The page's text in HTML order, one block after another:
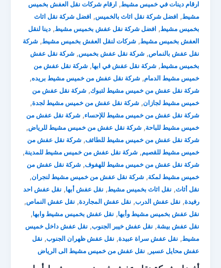
ارقام دينات في خميس مشيط, ارقام شركات نقل العفش بخميس
مشيط, افضل شركة نقل اثاث بالخميس, افضل شركة نقل اثاث
بخميس مشيط, افضل شركة نقل عفش بخميس مشيط,دينا لنقل
العفش بخميس مشيط,شركات لنقل العفش بخميس مشيط,شركة
نقل عفش بالنماص,شركة نقل عفش بخميس,شركة نقل عفش
بخميس مشيط,شركة نقل عفش في ابها,شركة نقل عفش من
خميس مشيط الدمام,شركة نقل عفش من خميس مشيط بريده,
شركة نقل عفش من خميس مشيط لتبوك,شركة نقل عفش من
خميس مشيط لجازان,شركة نقل عفش من خميس مشيط لجدة,
شركة نقل عفش من خميس مشيط للإحساء,شركة نقل عفش من
خميس مشيط للباحة,شركة نقل عفش من خميس مشيط للرياض,
شركة نقل عفش من خميس مشيط للطائف,شركة نقل عفش من
خميس مشيط للقصيم,شركة نقل عفش من خميس مشيط للمدينة,
شركة نقل عفش من خميس مشيط للهفوف,شركة نقل عفش من
خميس مشيط لمكة,شركة نقل عفش من خميس مشيط لنجران,
نقل أثاث, نقل اثاث بخميس مشيط, نقل عفش أبها, نقل عفش احد
رفيدة, نقل عفش الدرب, نقل عفش المجاردة, نقل عفش النماص,
نقل عفش بخميس مشيط وأبها, نقل عفش بخميس مشيط وابها,
نقل عفش بيشة, نقل عفش خيبر الجنوب, نقل عفش داخل خميس
مشيط, نقل عفش سراة عبيدة, نقل عفش ظهران الجنوب, نقل
عفش محايل عسير , نقل عفش من خميس مشيط الى الرياض